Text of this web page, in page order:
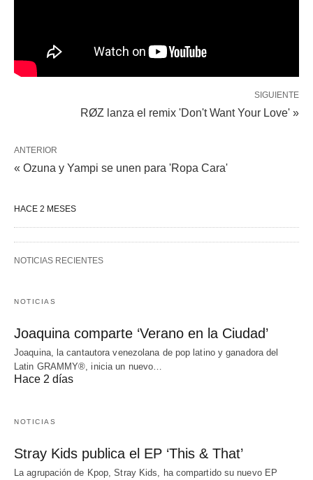
SIGUIENTE
RØZ lanza el remix 'Don't Want Your Love' »
ANTERIOR
« Ozuna y Yampi se unen para 'Ropa Cara'
HACE 2 MESES
NOTICIAS RECIENTES
NOTICIAS
Joaquina comparte ‘Verano en la Ciudad’
Joaquina, la cantautora venezolana de pop latino y ganadora del
Latin GRAMMY®, inicia un nuevo…
Hace 2 días
NOTICIAS
Stray Kids publica el EP ‘This & That’
La agrupación de Kpop, Stray Kids, ha compartido su nuevo EP